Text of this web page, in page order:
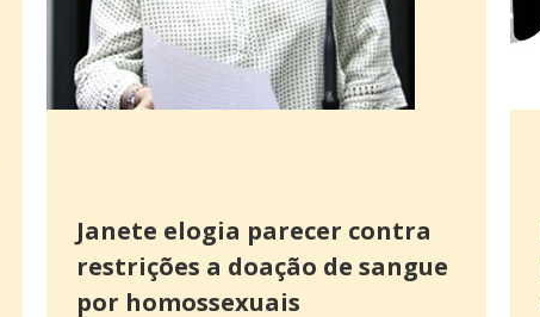
Janete elogia parecer contra
restrições a doação de sangue
por homossexuais